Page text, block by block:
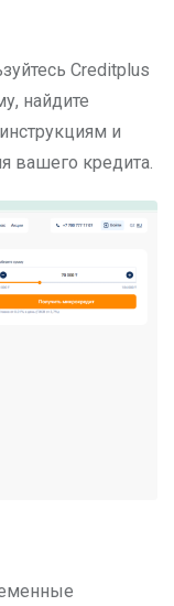
Creditplus
найдите
и
вашего кредита.